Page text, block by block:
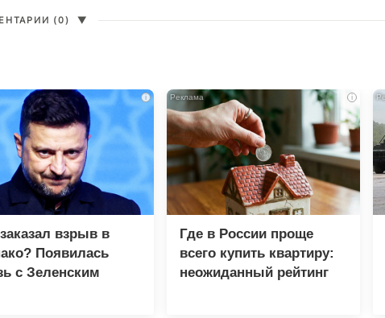
(0) ▼
i
взрыв в
Появилась
с Зеленским
i
Где в России проще
всего купить квартиру:
неожиданный рейтинг